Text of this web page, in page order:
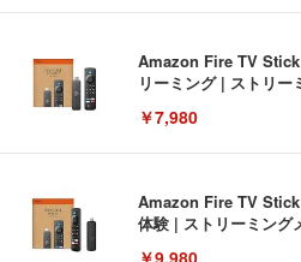
Amazon Fire TV
リーミング | ストリー
￥7,980
Amazon Fire TV
体験 | ストリーミング
￥9,980